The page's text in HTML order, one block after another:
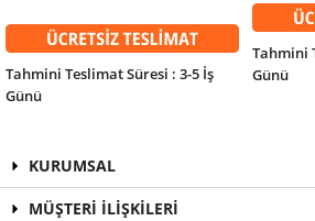
Tahmini Teslimat Süresi : 3-5 İş
Günü
Tahmini
Günü
KURUMSAL
MÜŞTERİ İLİŞKİLERİ